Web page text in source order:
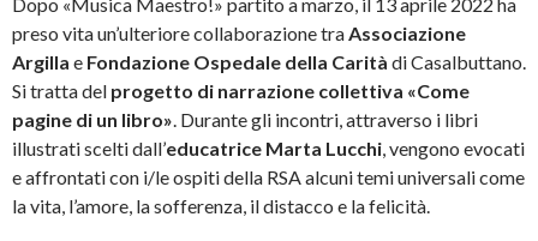
Dopo «Musica Maestro!» partito a marzo, il 13 aprile 2022 ha
preso vita un’ulteriore collaborazione traAssociazione
Argilla e Fondazione Ospedale della Carità di Casalbuttano.
Si tratta del progetto di narrazione collettiva «Come
pagine di un libro». Durante gli incontri, attraverso i libri
illustrati scelti dall’educatrice Marta Lucchi, vengono evocati
e affrontati con i/le ospiti della RSA alcuni temi universali come
la vita, l’amore, la sofferenza, il distacco e la felicità.